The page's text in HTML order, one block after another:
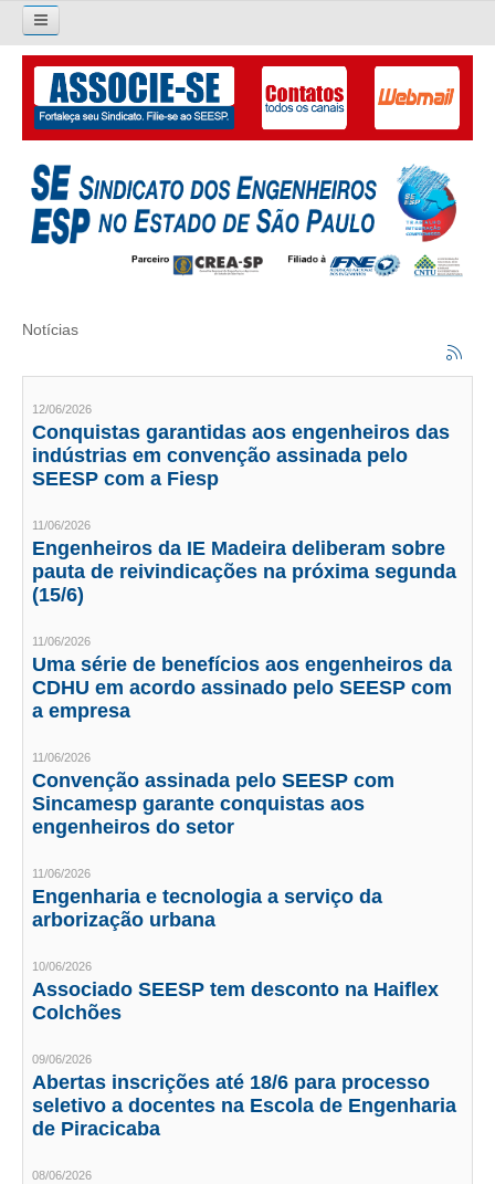
Pesquisar...
O SINDICATO
APRESENTAÇÃO
PALAVRA DO PRESIDENTE
GALERIA EX-PRESIDENTES
ORGANOGRAMA
CRESCE BRASIL
CONSELHO TECNOLÓGICO
COMPOSIÇÃO
CONSELHOS ASSESSORES
PERSONALIDADES DA TECNOLOGIA
NÚCLEO DA MULHER ENGENHEIRA
JURÍDICO
ACORDOS, CONVENÇÕES E DISSÍDIOS
CONTRIBUIÇÃO ASSISTENCIAL
CONTRIBUIÇÃO ASSOCIATIVA OU ANUIDADE DE SÓCIO
Notícias
12/06/2026
Conquistas garantidas aos engenheiros das
indústrias em convenção assinada pelo
SEESP com a Fiesp
11/06/2026
Engenheiros da IE Madeira deliberam sobre
pauta de reivindicações na próxima segunda
(15/6)
11/06/2026
Uma série de benefícios aos engenheiros da
CDHU em acordo assinado pelo SEESP com
a empresa
11/06/2026
Convenção assinada pelo SEESP com
Sincamesp garante conquistas aos
engenheiros do setor
11/06/2026
Engenharia e tecnologia a serviço da
arborização urbana
10/06/2026
Associado SEESP tem desconto na Haiflex
Colchões
09/06/2026
Abertas inscrições até 18/6 para processo
seletivo a docentes na Escola de Engenharia
de Piracicaba
08/06/2026